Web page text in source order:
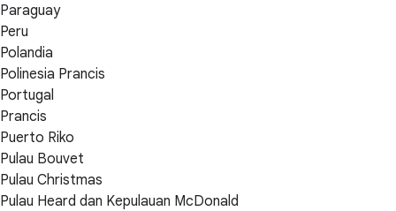
Paraguay
Peru
Polandia
Polinesia Prancis
Portugal
Prancis
Puerto Riko
Pulau Bouvet
Pulau Christmas
Pulau Heard dan Kepulauan McDonald